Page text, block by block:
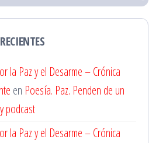
la Paz y el Desarme – Crónica
en Poesía. Paz. Penden de un
podcast
la Paz y el Desarme – Crónica